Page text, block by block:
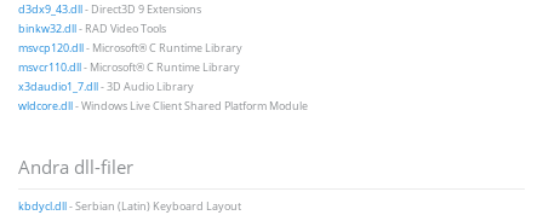
d3dx9_43.dll- Direct3D 9 Extensions
binkw32.dll- RAD Video Tools
msvcp120.dll- Microsoft® C Runtime Library
msvcr110.dll- Microsoft® C Runtime Library
x3daudio1_7.dll- 3D Audio Library
wldcore.dll- Windows Live Client Shared Platform Module
Andra dll-filer
kbdycl.dll- Serbian (Latin) Keyboard Layout